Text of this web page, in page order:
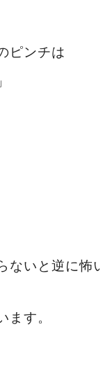
ピンチは
ないと逆に怖
ます。